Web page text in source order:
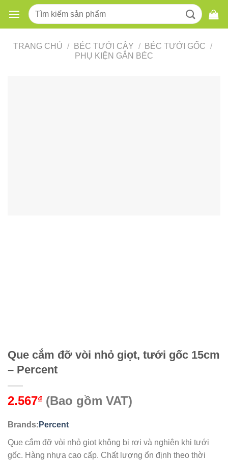
content
Tìm
kiếm:
TRANG CHỦ / BÉC TƯỚI CÂY / BÉC TƯỚI GỐC /
PHỤ KIỆN GẮN BÉC
Que cắm đỡ vòi nhỏ giọt, tưới gốc 15cm
– Percent
2.567₫ (Bao gồm VAT)
Brands: Percent
Que cắm đỡ vòi nhỏ giọt không bị rơi và nghiên khi tưới
gốc. Hàng nhựa cao cấp. Chất lượng ổn định theo thời